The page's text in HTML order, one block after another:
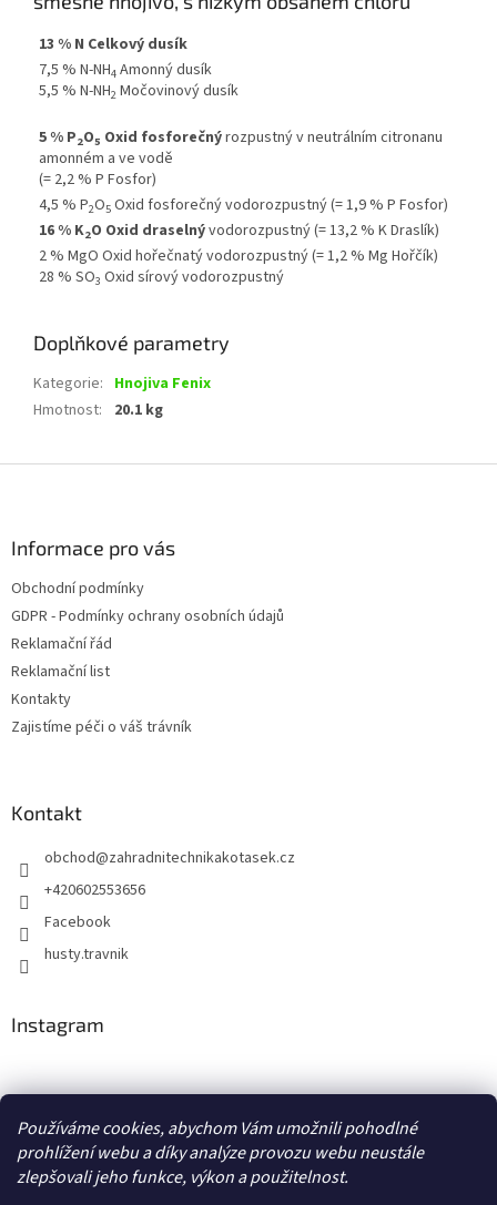
Používáme cookies, abychom Vám umožnili pohodlné
prohlížení webu a díky analýze provozu webu neustále
zlepšovali jeho funkce, výkon a použitelnost.
13 % N Celkový dusík
7,5 % N-NH4 Amonný dusík
5,5 % N-NH2 Močovinový dusík
5 % P2O5 Oxid fosforečnýrozpustný v neutrálním citronanu
amonném a ve vodě
(= 2,2 % P Fosfor)
4,5 % P2O5 Oxid fosforečný vodorozpustný (= 1,9 % P Fosfor)
16 % K2O Oxid draselnývodorozpustný (= 13,2 % K Draslík)
2 % MgO Oxid hořečnatý vodorozpustný (= 1,2 % Mg Hořčík)
28 % SO3 Oxid sírový vodorozpustný
Doplňkové parametry
Kategorie: Hnojiva Fenix
Hmotnost: 20.1 kg
Informace pro vás
Obchodní podmínky
GDPR - Podmínky ochrany osobních údajů
Reklamační řád
Reklamační list
Kontakty
Zajistíme péči o váš trávník
Kontakt
obchod@zahradnitechnikakotasek.cz
+420602553656
Facebook
husty.travnik
Instagram